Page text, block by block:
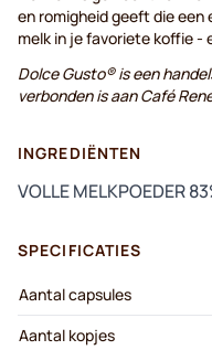
en romigheid geeft die
melk in je favoriete koffie -
Dolce Gusto® is een
verbonden is aan Café
INGREDIËNTEN
VOLLE MELKPOEDER
SPECIFICATIES
Aantal capsules
Aantal kopjes